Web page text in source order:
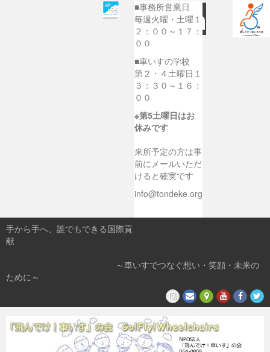
■事務所営業日
毎週火曜・土曜１
２：００～１７：
００
■車いすの学校
第２・４土曜日１
３：３０～１６：
００
※第5土曜日はお
休みです
来所予定の方は事
前にメールいただ
けると確実です
info@tondeke.org
手から手へ、誰でもできる国際貢
献
～車いすでつなぐ想い・笑顔・未来の
ために～